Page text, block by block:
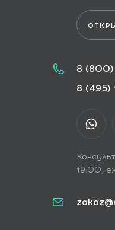
8 (800)
8 (495)
19:00,